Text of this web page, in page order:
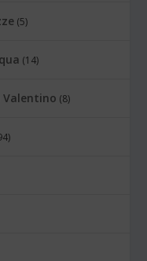
(5)
(14)
Valentino (8)